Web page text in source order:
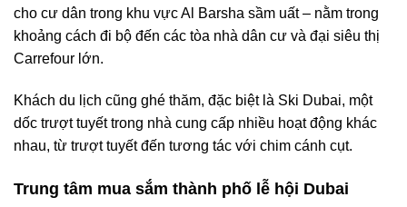
cho cư dân trong khu vực Al Barsha sầm uất – nằm trong
khoảng cách đi bộ đến các tòa nhà dân cư và đại siêu thị
Carrefour lớn.
Khách du lịch cũng ghé thăm, đặc biệt là Ski Dubai, một
dốc trượt tuyết trong nhà cung cấp nhiều hoạt động khác
nhau, từ trượt tuyết đến tương tác với chim cánh cụt.
Trung tâm mua sắm thành phố lễ hội Dubai